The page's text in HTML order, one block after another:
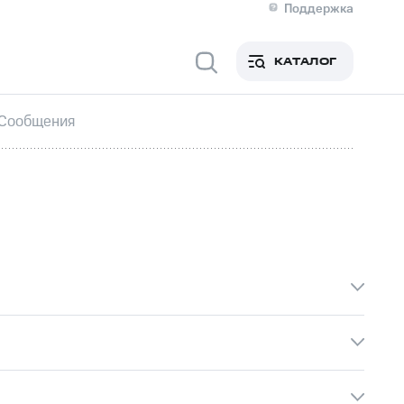
Поддержка
Медиа-центр
Новости в регионе
Инвесторам и акционерам
акционерам
и аудитРынок акций
КАТАЛОГ